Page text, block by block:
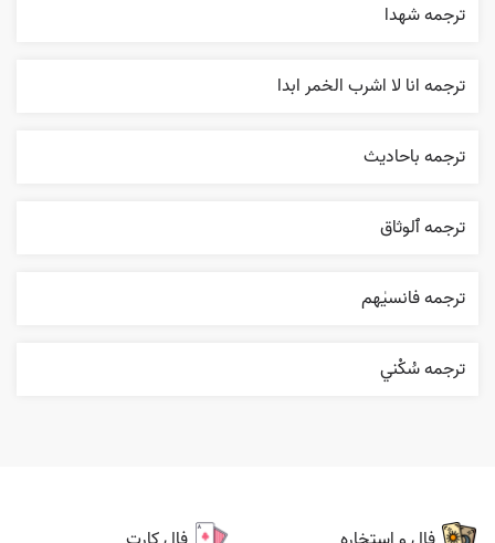
ترجمه شهدا
ترجمه انا لا اشرب الخمر ابدا
ترجمه باحاديث
ترجمه ٱلوثاق
ترجمه فانسیٰهم
ترجمه سُکْني